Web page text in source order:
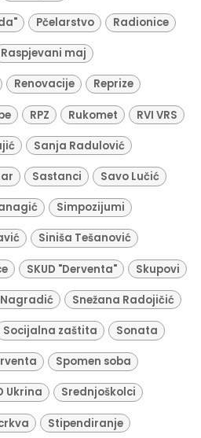
Pčelarstvo Radionice
Raspjevani maj
Renovacije Reprize
RPZ Rukomet RVI VRS
Sanja Radulović
Sastanci Savo Lučić
Simpozijumi
Siniša Tešanović
SKUD "Derventa" Skupovi
Snežana Radojičić
Socijalna zaštita Sonata
Spomen soba
Ukrina Srednjoškolci
Stipendiranje